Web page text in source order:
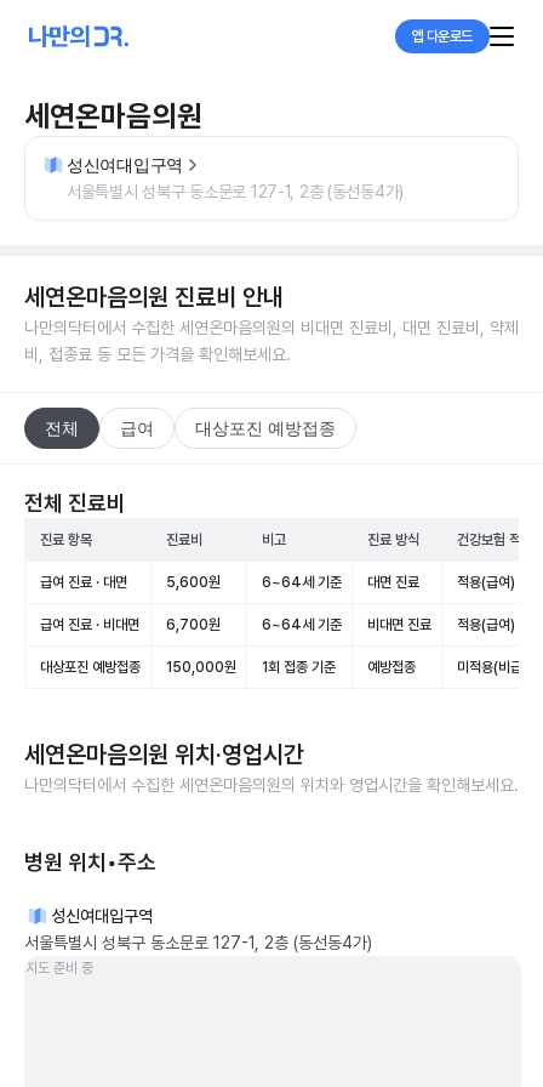
앱 다운로드
세연온마음의원
성신여대입구역
서울특별시 성북구 동소문로 127-1, 2층 (동선동4가)
세연온마음의원 진료비 안내
나만의닥터에서 수집한 세연온마음의원의 비대면 진료비, 대면 진료비, 약제
비, 접종료 등 모든 가격을 확인해보세요.
전체 급여 대상포진 예방접종
전체 진료비
진료 항목 진료비 비고 진료 방식 건강보험 적용
급여 진료 · 대면 5,600원 6~64세 기준 대면 진료 적용(급여)
급여 진료 · 비대면 6,700원 6~64세 기준 비대면 진료 적용(급여)
대상포진 예방접종 150,000원 1회 접종 기준 예방접종 미적용(비급여)
세연온마음의원 위치·영업시간
나만의닥터에서 수집한 세연온마음의원의 위치와 영업시간을 확인해보세요.
병원 위치•주소
성신여대입구역
서울특별시 성북구 동소문로 127-1, 2층 (동선동4가)
지도 준비 중